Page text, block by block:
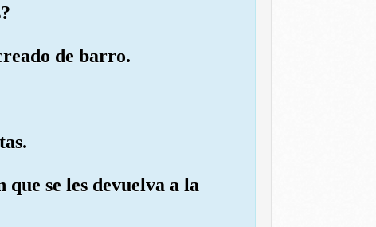
de barro.
se les devuelva a la